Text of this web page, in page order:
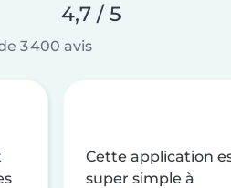
4,7 / 5
3 400 avis
Cette application
super simple à